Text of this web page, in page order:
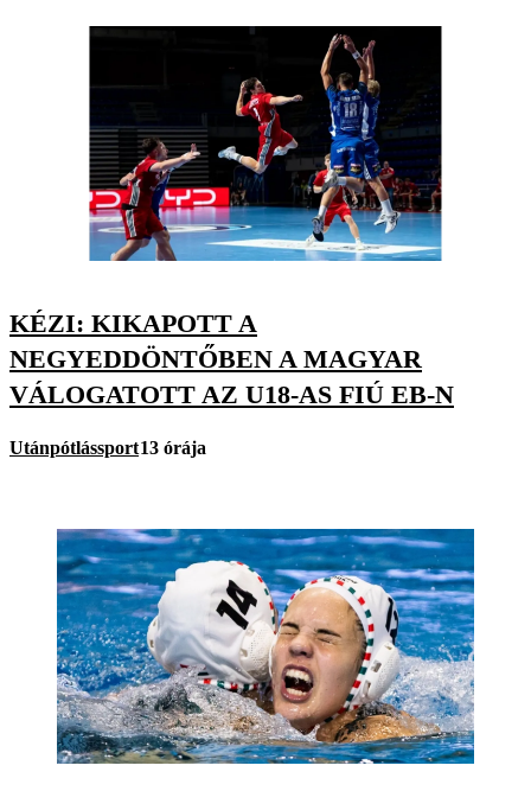
KÉZI: KIKAPOTT A
NEGYEDDÖNTŐBEN A MAGYAR
VÁLOGATOTT AZ U18-AS FIÚ EB-N
Utánpótlássport13 órája